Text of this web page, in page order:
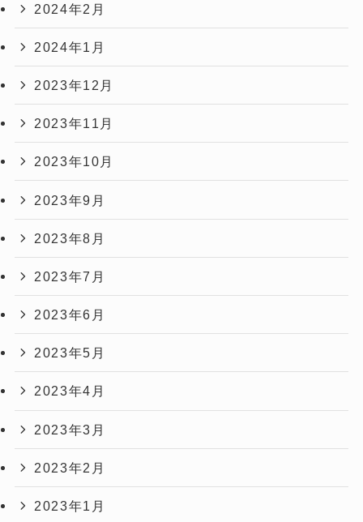
2024年2月
2024年1月
2023年12月
2023年11月
2023年10月
2023年9月
2023年8月
2023年7月
2023年6月
2023年5月
2023年4月
2023年3月
2023年2月
2023年1月